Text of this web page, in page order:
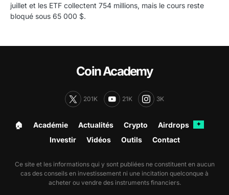
juillet et les ETF collectent 754 millions, mais le cours reste
bloqué sous 65 000 $.
Coin Academy
201K 21K 3K
🏠︎ Académie Actualités Crypto Airdrops ✦
Investir Vidéos Outils Contact
Ce site et les informations qui y sont publiées ne constituent en aucun
cas des conseils en investissement ni une incitation quelconque à
acheter ou vendre des instruments financiers.